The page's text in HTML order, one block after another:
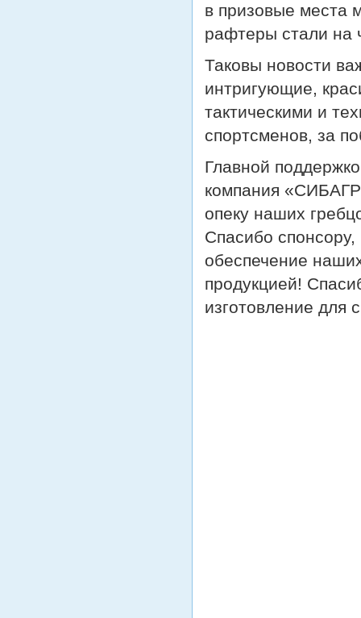
в призовые места
рафтеры стали на
Таковы новости
интригующие,
тактическими и
спортсменов, за
Главной
компания
опеку наших
Спасибо
обеспечение
продукцией!
изготовление для